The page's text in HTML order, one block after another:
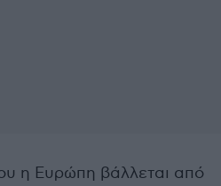
η Ευρώπη βάλλεται από